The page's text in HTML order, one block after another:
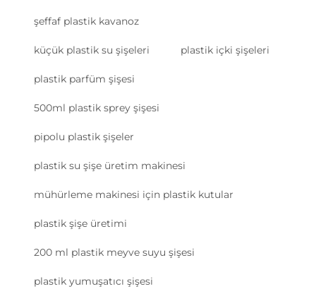
şeffaf plastik kavanoz
küçük plastik su şişeleri plastik içki şişeleri
plastik parfüm şişesi
500ml plastik sprey şişesi
pipolu plastik şişeler
plastik su şişe üretim makinesi
mühürleme makinesi için plastik kutular
plastik şişe üretimi
200 ml plastik meyve suyu şişesi
plastik yumuşatıcı şişesi